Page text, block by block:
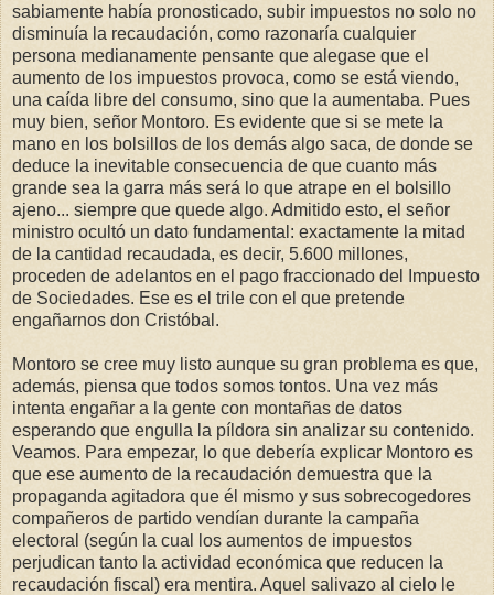
sabiamente había pronosticado, subir impuestos no solo no
disminuía la recaudación, como razonaría cualquier
persona medianamente pensante que alegase que el
aumento de los impuestos provoca, como se está viendo,
una caída libre del consumo, sino que la aumentaba. Pues
muy bien, señor Montoro. Es evidente que si se mete la
mano en los bolsillos de los demás algo saca, de donde se
deduce la inevitable consecuencia de que cuanto más
grande sea la garra más será lo que atrape en el bolsillo
ajeno... siempre que quede algo. Admitido esto, el señor
ministro ocultó un dato fundamental: exactamente la mitad
de la cantidad recaudada, es decir, 5.600 millones,
proceden de adelantos en el pago fraccionado del Impuesto
de Sociedades. Ese es el trile con el que pretende
engañarnos don Cristóbal.
Montoro se cree muy listo aunque su gran problema es que,
además, piensa que todos somos tontos. Una vez más
intenta engañar a la gente con montañas de datos
esperando que engulla la píldora sin analizar su contenido.
Veamos. Para empezar, lo que debería explicar Montoro es
que ese aumento de la recaudación demuestra que la
propaganda agitadora que él mismo y sus sobrecogedores
compañeros de partido vendían durante la campaña
electoral (según la cual los aumentos de impuestos
perjudican tanto la actividad económica que reducen la
recaudación fiscal) era mentira. Aquel salivazo al cielo le